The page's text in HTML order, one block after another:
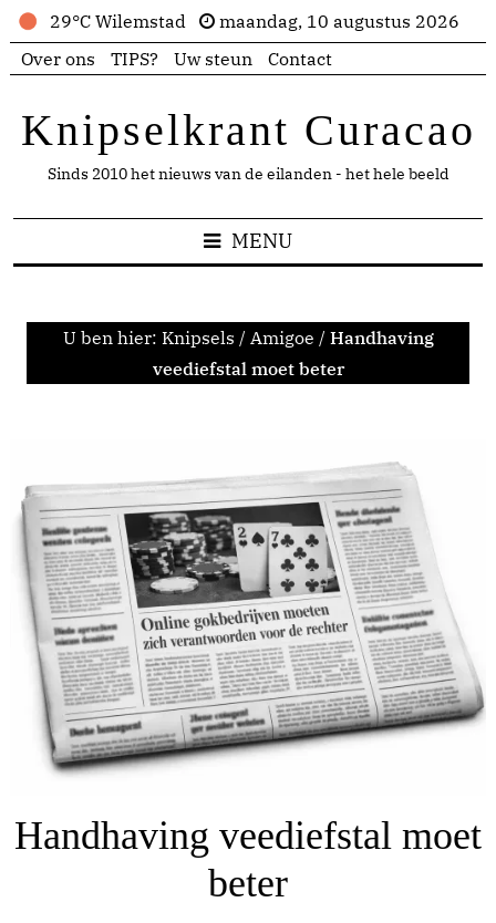
29°C Wilemstad
maandag, 10 augustus 2026
Over ons
TIPS? Uw steun Contact
Knipselkrant Curacao
Sinds 2010 het nieuws van de eilanden - het hele beeld
MENU
U ben hier: Knipsels / Amigoe / Handhaving
veediefstal moet beter
Handhaving veediefstal moet
beter